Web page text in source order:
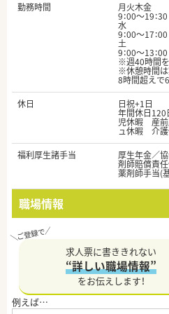
勤務時間
月火木金
9：00～19：30
水
9：00～17：00
土
9：00～13：00
※週40時間
※休憩時間
8時間超えで
休日
日祝+1日
年間休日
児休暇 産
ュ休暇 介護
福利厚生諸手当
厚生年金／
剤師賠償責
薬剤師手当(
職場情報
求人票に書ききれない
“詳しい職場情報”
をお伝えします！